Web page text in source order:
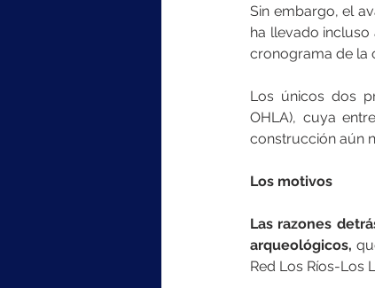
Sin embargo, el
ha llevado
cronograma de la
Los únicos dos
OHLA), cuya
construcción aún
Los motivos
Las razones
arqueológicos,
Red Los Ríos-Los